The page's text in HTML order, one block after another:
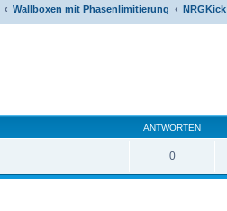
Wallboxen mit Phasenlimitierung NRGKick
ANTWORTEN
0